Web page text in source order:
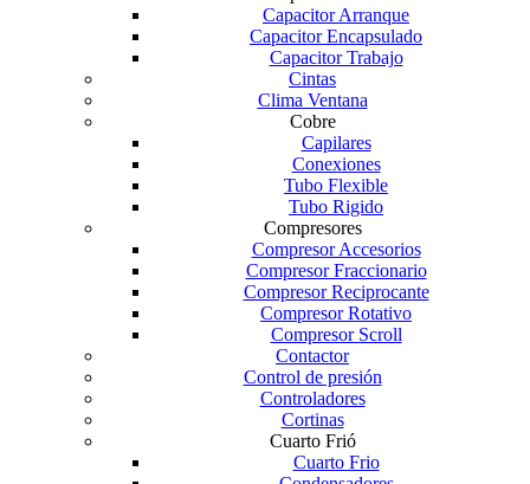
Capacitor Arranque
Capacitor Encapsulado
Capacitor Trabajo
Cintas
Clima Ventana
Cobre
Capilares
Conexiones
Tubo Flexible
Tubo Rigido
Compresores
Compresor Accesorios
Compresor Fraccionario
Compresor Reciprocante
Compresor Rotativo
Compresor Scroll
Contactor
Control de presión
Controladores
Cortinas
Cuarto Frió
Cuarto Frio